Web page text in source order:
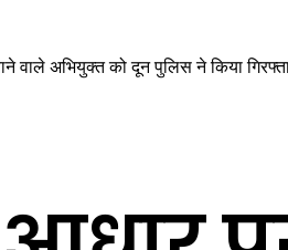
वाले अभियुक्त को दून पुलिस ने किया